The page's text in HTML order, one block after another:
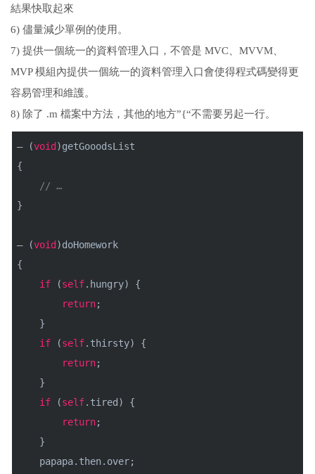
結果快取起來
6) 儘量減少單例的使用。
7) 提供一個統一的資料管理入口，不管是 MVC、MVVM、
MVP 模組內提供一個統一的資料管理入口會使得程式碼變得更
容易管理和維護。
8) 除了 .m 檔案中方法，其他的地方”{“不需要另起一行。
– (void )getGooodsList
{
// …
}
– (void )doHomework
{
if (self.hungry) {
return;
}
if (self.thirsty) {
return;
}
if (self.tired) {
return;
}
papapa.then.over;